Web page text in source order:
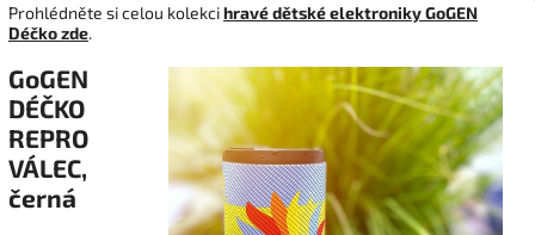
Prohlédněte si celou kolekcihravé dětské elektroniky GoGEN
Déčko zde.
GoGEN
DÉČKO
REPRO
VÁLEC,
černá